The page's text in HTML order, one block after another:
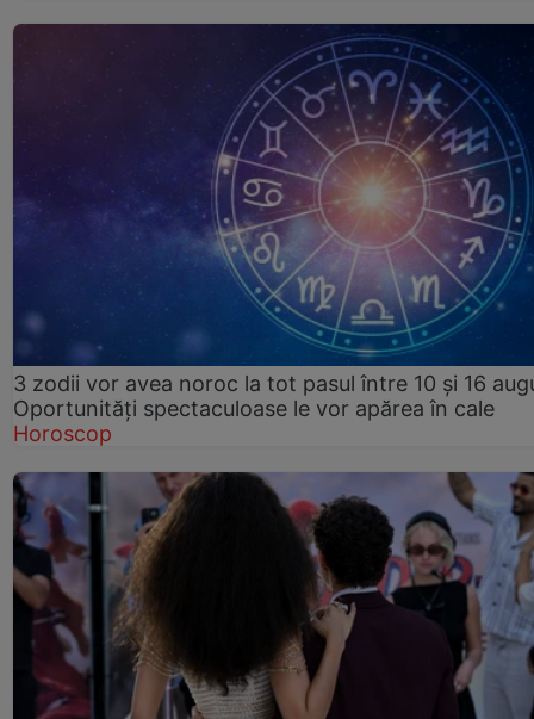
3 zodii vor avea noroc la tot pasul între 10 și 16
Oportunități spectaculoase le vor apărea în cale
Horoscop